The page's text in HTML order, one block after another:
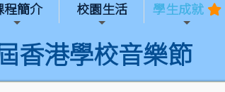
程簡介 校園生活 學生成就
香港學校音樂節